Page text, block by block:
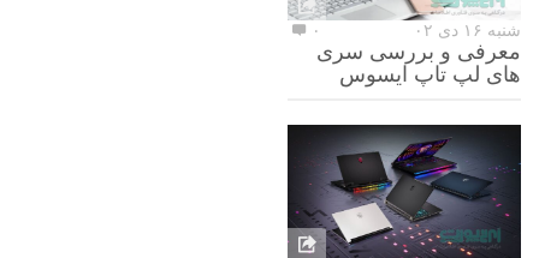
شنبه ۱۶ دی ۰۲ ۰
معرفی و بررسی سری
های لپ تاپ ایسوس